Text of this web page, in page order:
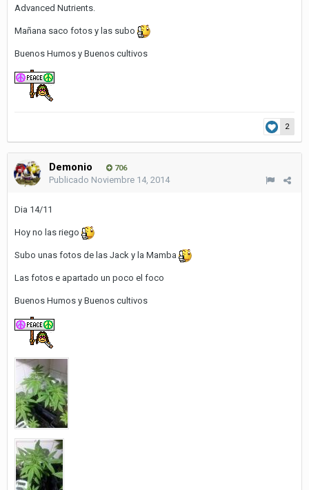
Advanced Nutrients.
Mañana saco fotos y las subo
Buenos Humos y Buenos cultivos
2
Demonio 706
Publicado Noviembre 14, 2014
Dia 14/11
Hoy no las riego
Subo unas fotos de las Jack y la Mamba
Las fotos e apartado un poco el foco
Buenos Humos y Buenos cultivos